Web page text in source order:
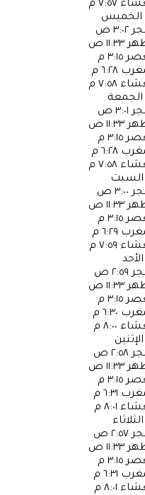
٧:٥٧ م
الخميس
٣:٠٢ ص
١١:٣٣ ص
٣:١٥ م
٦:٢٨ م
٧:٥٨ م
الجمعة
٣:٠١ ص
١١:٣٣ ص
٣:١٥ م
٦:٢٨ م
٧:٥٨ م
السبت
٣:٠٠ ص
١١:٣٣ ص
٣:١٥ م
٦:٢٩ م
٧:٥٩ م
الأحد
٢:٥٩ ص
١١:٣٣ ص
٣:١٥ م
٦:٣٠ م
٨:٠٠ م
الإثنين
٢:٥٨ ص
١١:٣٣ ص
٣:١٥ م
٦:٣١ م
٨:٠١ م
الثلاثاء
٢:٥٧ ص
١١:٣٣ ص
٣:١٥ م
٦:٣١ م
٨:٠١ م